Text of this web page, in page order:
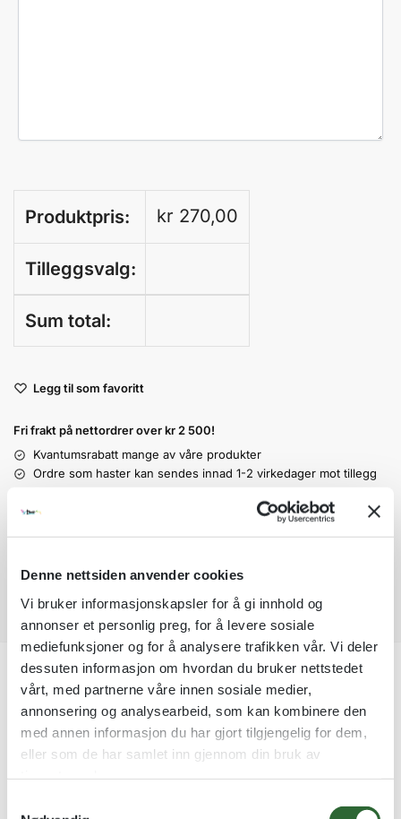
Denne nettsiden anvender cookies
Vi bruker informasjonskapsler for å gi innhold og
annonser et personlig preg, for å levere sosiale
mediefunksjoner og for å analysere trafikken vår. Vi deler
dessuten informasjon om hvordan du bruker nettstedet
vårt, med partnerne våre innen sosiale medier,
annonsering og analysearbeid, som kan kombinere den
med annen informasjon du har gjort tilgjengelig for dem,
eller som de har samlet inn gjennom din bruk av
Produktpris: kr 270,00
Tilleggsvalg:
Sum total:
l
e
r
n
Legg til som favoritt
Fri frakt på nettordrer over kr 2 500!
Kvantumsrabatt mange av våre produkter
Ordre som haster kan sendes innad 1-2 virkedager mot tillegg
Garantert trygg betaling
Tilleggsinformasjon
Størrelse 6 cm, 8 cm, 10 cm